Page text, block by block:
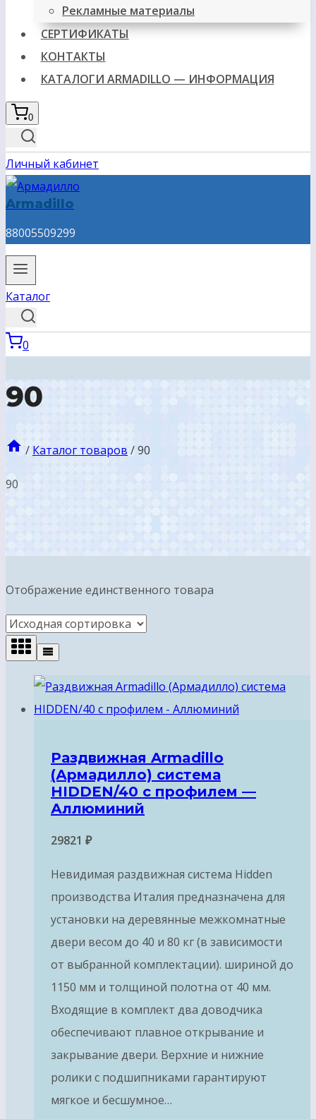
Рекламные материалы
СЕРТИФИКАТЫ
КОНТАКТЫ
КАТАЛОГИ ARMADILLO — ИНФОРМАЦИЯ
0
Личный кабинет
Armadillo
88005509299
Каталог
0
90
/ Каталог товаров /90
90
Отображение единственного товара
Раздвижная Armadillo
(Армадилло) система
HIDDEN/40 с профилем —
Аллюминий
29821 ₽
Невидимая раздвижная система Hidden
производства Италия предназначена для
установки на деревянные межкомнатные
двери весом до 40 и 80 кг (в зависимости
от выбранной комплектации). шириной до
1150 мм и толщиной полотна от 40 мм.
Входящие в комплект два доводчика
обеспечивают плавное открывание и
закрывание двери. Верхние и нижние
ролики с подшипниками гарантируют
мягкое и бесшумное…